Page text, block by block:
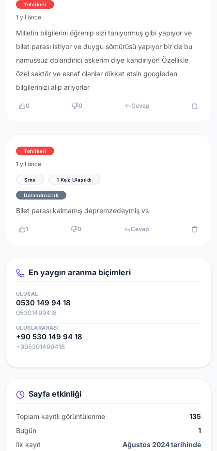
Tehlikeli
1 yıl önce
Milletin bilgilerini öğrenip sizi tanıyormuş gibi yapıyor ve
bilet parası istiyor ve duygu sömürüsü yapıyor bir de bu
namussuz dolandırıcı askerim diye kandırıyor! Özellikle
özel sektör ve esnaf olanlar dikkat etsin googledan
bilgilerinizi alıp arıyorlar
0 0 Cevap
Tehlikeli
1 yıl önce
Sms 1 Kez Ulaşıldı
Dolandırıcılık
Bilet parası kalmamış depremzedeymiş vs
1 0 Cevap
En yaygın aranma biçimleri
ULUSAL
0530 149 94 18
05301499418
ULUSLARARASI
+90 530 149 94 18
+905301499418
Sayfa etkinliği
Toplam kayıtlı görüntülenme
135
Bugün
1
İlk kayıt
Ağustos 2024 tarihinde